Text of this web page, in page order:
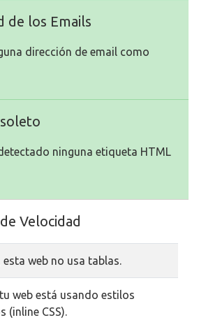
de los Emails
dirección de email como
ninguna etiqueta HTML
Velocidad
esta web no usa tablas.
web está usando estilos
(inline CSS).